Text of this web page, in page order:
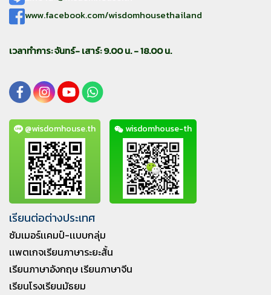
www.facebook.com/wisdomhousethailand
เวลาทำการ: จันทร์- เสาร์: 9.00 น. - 18.00 น.
@wisdomhouse.th wisdomhouse-th
เรียนต่อต่างประเทศ
ซัมเมอร์เเคมป์-เเบบกลุ่ม
เเพตเกจเรียนภาษาระยะสั้น
เรียนภาษาอังกฤษ เรียนภาษาจีน
เรียนโรงเรียนมัธยม